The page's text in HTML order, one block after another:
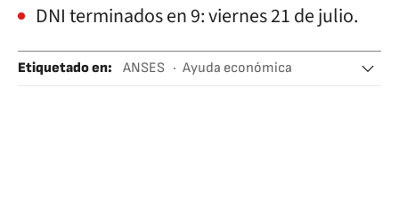
DNI terminados en 9: viernes 21 de julio.
Etiquetado en: ANSES
Ayuda económica